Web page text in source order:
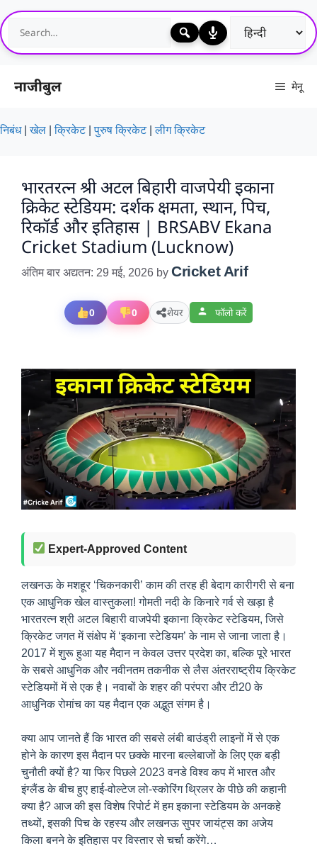
Skip
to
content
नाजीबुल मेनू
निबंध|खेल |क्रिकेट|पुरुष क्रिकेट|लीग क्रिकेट
भारतरत्न श्री अटल बिहारी वाजपेयी इकाना
क्रिकेट स्टेडियम: दर्शक क्षमता, स्थान, पिच,
रिकॉर्ड और इतिहास | BRSABV Ekana
Cricket Stadium (Lucknow)
अंतिम बार अद्यतन: 29 मई, 2026 by Cricket Arif
0 0 शेयर फॉलो करें
Expert-Approved Content
लखनऊ के मशहूर ‘चिकनकारी’ काम की तरह ही बेदाग कारीगरी से बना
एक आधुनिक खेल वास्तुकला! गोमती नदी के किनारे गर्व से खड़ा है
भारतरत्न श्री अटल बिहारी वाजपेयी इकाना क्रिकेट स्टेडियम, जिसे
क्रिकेट जगत में संक्षेप में ‘इकाना स्टेडियम’ के नाम से जाना जाता है।
2017 में शुरू हुआ यह मैदान न केवल उत्तर प्रदेश का, बल्कि पूरे भारत
के सबसे आधुनिक और नवीनतम तकनीक से लैस अंतरराष्ट्रीय क्रिकेट
स्टेडियमों में से एक है। नवाबों के शहर की परंपरा और टी20 के
आधुनिक रोमांच का यह मैदान एक अद्भुत संगम है।
क्या आप जानते हैं कि भारत की सबसे लंबी बाउंड्री लाइनों में से एक
होने के कारण इस मैदान पर छक्के मारना बल्लेबाजों के लिए एक बड़ी
चुनौती क्यों है? या फिर पिछले 2023 वनडे विश्व कप में भारत और
इंग्लैंड के बीच हुए हाई-वोल्टेज लो-स्कोरिंग थ्रिलर के पीछे की कहानी
क्या है? आज की इस विशेष रिपोर्ट में हम इकाना स्टेडियम के अनकहे
तथ्यों, इसकी पिच के रहस्य और लखनऊ सुपर जायंट्स का अजेय
किला बनने के इतिहास पर विस्तार से चर्चा करेंगे…